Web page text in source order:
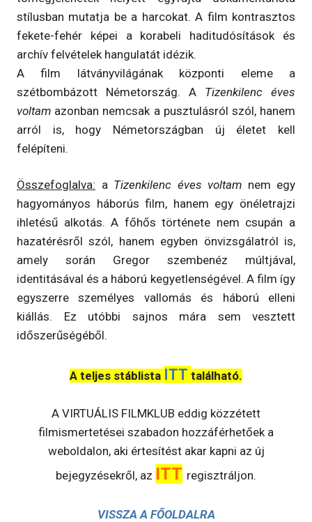
stílusban mutatja be a harcokat. A film kontrasztos
fekete-fehér képei a korabeli haditudósítások és
archív felvételek hangulatát idézik.
A film látványvilágának központi eleme a
szétbombázott Németország. A Tizenkilenc éves
voltam azonban nemcsak a pusztulásról szól, hanem
arról is, hogy Németországban új életet kell
felépíteni.
Összefoglalva: a Tizenkilenc éves voltam nem egy
hagyományos háborús film, hanem egy önéletrajzi
ihletésű alkotás. A főhős története nem csupán a
hazatérésről szól, hanem egyben önvizsgálatról is,
amely során Gregor szembenéz múltjával,
identitásával és a háború kegyetlenségével. A film így
egyszerre személyes vallomás és háború elleni
kiállás. Ez utóbbi sajnos mára sem vesztett
időszerűségéből.
A teljes stáblista ITT található.
A VIRTUÁLIS FILMKLUB eddig közzétett
filmismertetései szabadon hozzáférhetőek a
weboldalon, aki értesítést akar kapni az új
bejegyzésekről, az ITT regisztráljon.
VISSZA A FŐOLDALRA